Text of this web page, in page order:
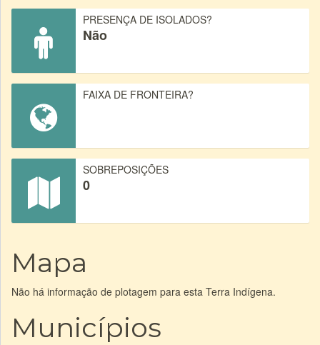
PRESENÇA DE ISOLADOS?
Não
FAIXA DE FRONTEIRA?
SOBREPOSIÇÕES
0
Mapa
Não há informação de plotagem para esta Terra Indígena.
Municípios